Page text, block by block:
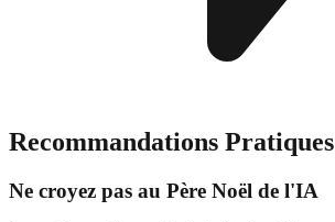
Recommandations Pratiques
Ne croyez pas au Père Noël de l'IA